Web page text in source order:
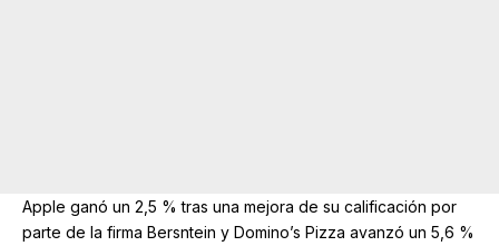
Apple ganó un 2,5 % tras una mejora de su calificación por
parte de la firma Bersntein y Domino’s Pizza avanzó un 5,6 %